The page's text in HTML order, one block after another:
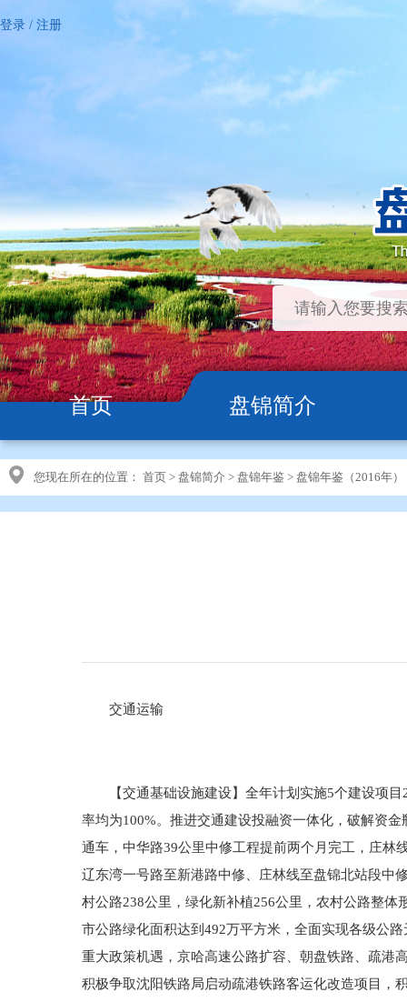
登录 / 注册
首页 盘锦简介
您现在所在的位置： 首页 > 盘锦简介 > 盘锦年鉴 > 盘锦年鉴（2016年）
交通运输
【交通基础设施建设】全年计划实施5个建设项目
率均为100%。推进交通建设投融资一体化，破解资
通车，中华路39公里中修工程提前两个月完工，庄林
辽东湾一号路至新港路中修、庄林线至盘锦北站段中
村公路238公里，绿化新补植256公里，农村公路整
市公路绿化面积达到492万平方米，全面实现各级公
重大政策机遇，京哈高速公路扩容、朝盘铁路、疏港
积极争取沈阳铁路局启动疏港铁路客运化改造项目，